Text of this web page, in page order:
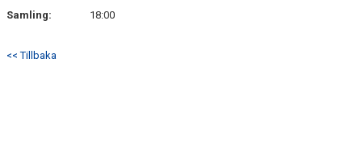
Samling:
18:00
<< Tillbaka